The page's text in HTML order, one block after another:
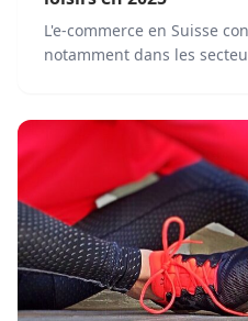
L'e-commerce en Suisse
notamment dans les
répondre à leurs besoins
vêtements, accessoires et